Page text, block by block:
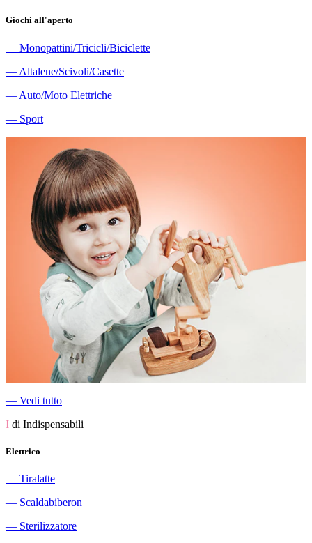
Giochi all'aperto
― Monopattini/Tricicli/Biciclette
― Altalene/Scivoli/Casette
― Auto/Moto Elettriche
― Sport
― Vedi tutto
I di Indispensabili
Elettrico
― Tiralatte
― Scaldabiberon
― Sterilizzatore